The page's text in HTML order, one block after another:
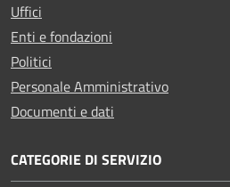
Uffici
Enti e fondazioni
Politici
Personale Amministrativo
Documenti e dati
CATEGORIE DI SERVIZIO